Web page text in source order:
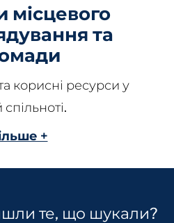
місцевого
та
корисні ресурси у
спільноті.
+
те, що шукали?